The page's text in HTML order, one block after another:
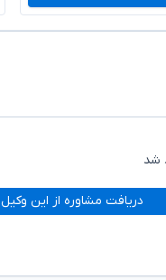
شد
دریافت مشاوره از این وکیل